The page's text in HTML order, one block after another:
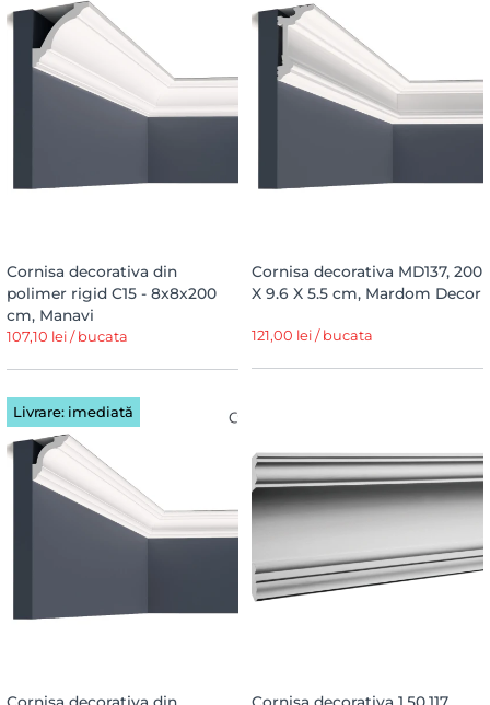
Cornisa decorativa din
polimer rigid C15 - 8x8x200
cm, Manavi
107,10 lei / bucata
Cornisa decorativa MD137, 200
X 9.6 X 5.5 cm, Mardom Decor
121,00 lei / bucata
Livrare: imediată